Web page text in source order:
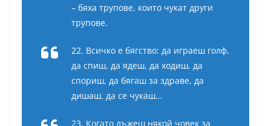
– бяха трупове, които чукат други
трупове.
22. Всичко е бягство: да играеш голф,
да спиш, да ядеш, да ходиш, да
спориш, да бягаш за здраве, да
дишаш, да се чукаш…
23. Когато лъжеш някой човек за